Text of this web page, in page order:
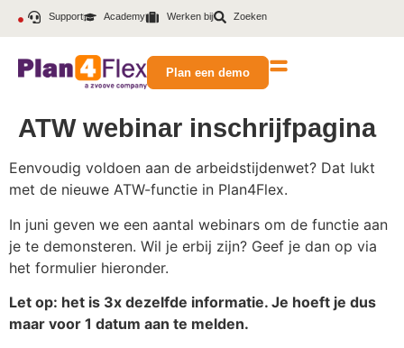
Support Academy Werken bij Zoeken
Plan een demo
ATW webinar inschrijfpagina
Eenvoudig voldoen aan de arbeidstijdenwet? Dat lukt
met de nieuwe ATW-functie in Plan4Flex.
In juni geven we een aantal webinars om de functie aan
je te demonsteren. Wil je erbij zijn? Geef je dan op via
het formulier hieronder.
Let op: het is 3x dezelfde informatie. Je hoeft je dus
maar voor 1 datum aan te melden.